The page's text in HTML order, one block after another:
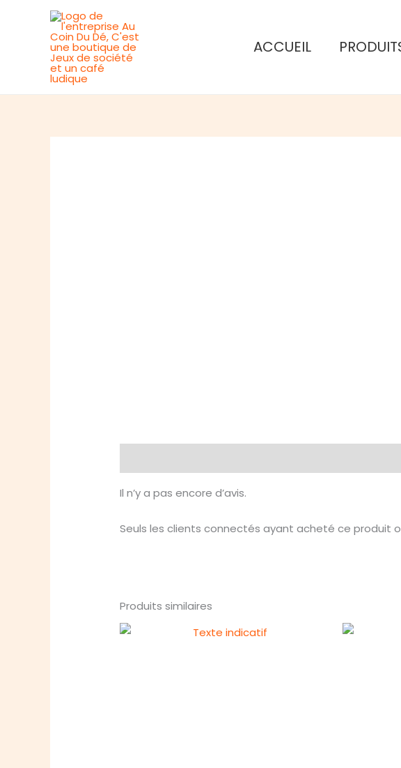
ACCUEIL
Il n’y a pas encore d’avis.
Seuls les clients connectés ayant acheté ce produit
Produits similaires